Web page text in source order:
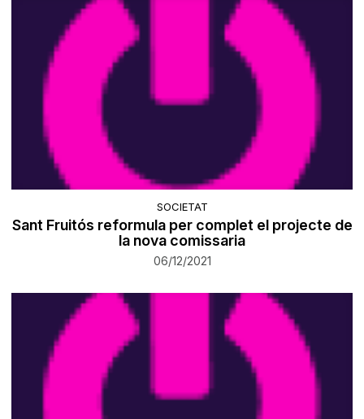
SOCIETAT
Sant Fruitós reformula per complet el projecte de
la nova comissaria
06/12/2021